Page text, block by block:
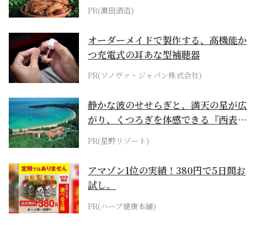
PR(濵田酒造)
オーダーメイドで製作する、高機能か
つ充電式の耳あな型補聴器
PR(ソノヴァ・ジャパン株式会社)
静かな波のせせらぎと、満天の星が広
がり、くつろぎを体感できる『西表島
ホテル by...
PR(星野リゾート)
アマゾン1位の実績！380円で5日間お
試し。
PR(ハーブ健康本舗)